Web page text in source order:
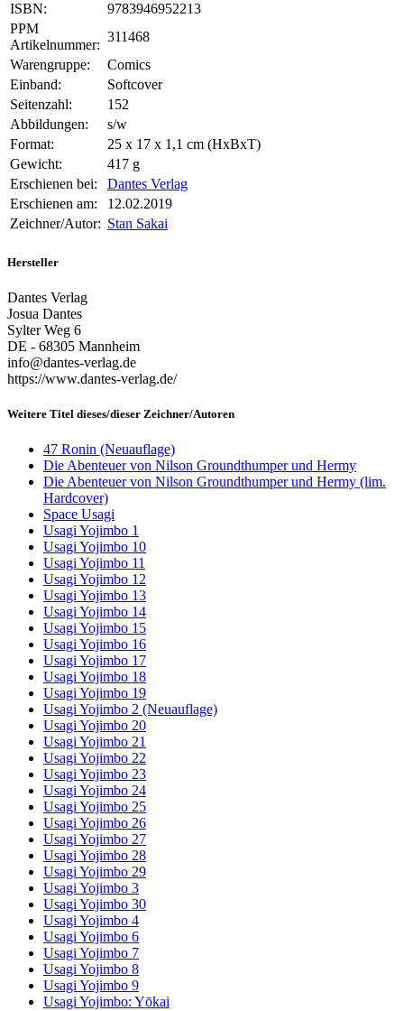
ISBN:
9783946952213
PPM
Artikelnummer:
311468
Warengruppe:
Comics
Einband:
Softcover
Seitenzahl:
152
Abbildungen:
s/w
Format:
25 x 17 x 1,1 cm (HxBxT)
Gewicht:
417 g
Erschienen bei:
Dantes Verlag
Erschienen am:
12.02.2019
Zeichner/Autor: Stan Sakai
Hersteller
Dantes Verlag
Josua Dantes
Sylter Weg 6
DE - 68305 Mannheim
info@dantes-verlag.de
https://www.dantes-verlag.de/
Weitere Titel dieses/dieser Zeichner/Autoren
47 Ronin (Neuauflage)
Die Abenteuer von Nilson Groundthumper und Hermy
Die Abenteuer von Nilson Groundthumper und Hermy (lim.
Hardcover)
Space Usagi
Usagi Yojimbo 1
Usagi Yojimbo 10
Usagi Yojimbo 11
Usagi Yojimbo 12
Usagi Yojimbo 13
Usagi Yojimbo 14
Usagi Yojimbo 15
Usagi Yojimbo 16
Usagi Yojimbo 17
Usagi Yojimbo 18
Usagi Yojimbo 19
Usagi Yojimbo 2 (Neuauflage)
Usagi Yojimbo 20
Usagi Yojimbo 21
Usagi Yojimbo 22
Usagi Yojimbo 23
Usagi Yojimbo 24
Usagi Yojimbo 25
Usagi Yojimbo 26
Usagi Yojimbo 27
Usagi Yojimbo 28
Usagi Yojimbo 29
Usagi Yojimbo 3
Usagi Yojimbo 30
Usagi Yojimbo 4
Usagi Yojimbo 6
Usagi Yojimbo 7
Usagi Yojimbo 8
Usagi Yojimbo 9
Usagi Yojimbo: Yōkai